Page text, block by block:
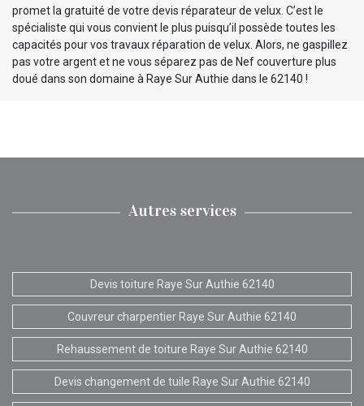
promet la gratuité de votre devis réparateur de velux. C’est le
spécialiste qui vous convient le plus puisqu’il possède toutes les
capacités pour vos travaux réparation de velux. Alors, ne gaspillez
pas votre argent et ne vous séparez pas de Nef couverture plus
doué dans son domaine à Raye Sur Authie dans le 62140 !
Autres services
Devis toiture Raye Sur Authie 62140
Couvreur charpentier Raye Sur Authie 62140
Rehaussement de toiture Raye Sur Authie 62140
Devis changement de tuile Raye Sur Authie 62140